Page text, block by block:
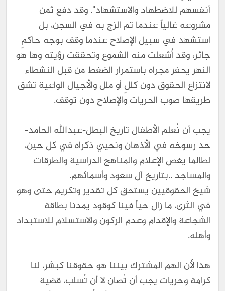
أنفسهم للاضطهاد والاستشهاد". وقد دفع ثمن
مشروعه غالياً عندما تم الزج به في السجن، بل
استشهد في سبيل الإصلاح عندما وقف بوجه حاكمٍ
جائر، وقد أُشعلت منه الشموع وتحققت رؤيته وها هو
النهر يحفر مجراه باستمرار الضغط من قبل النشطاء
لانتزاع الحقوق دون كللٍ أو ملل والأجيال الواعية تشق
طريقها صوب الحريات والإصلاح دون توقف.
يجب أن نُعلم الأطفال تاريخ البطل-عبدالله الحامد-
حد رسوخه في الأذهان ونحيي ذكراه في كل حين،
لطالما يغص الإعلام والمناهج الدراسية والطرقات
والمساجد ..بتاريخ آل سعود وأسمائهم.
شيخ الحقوقيين يستحق كل تقدير وتكريم حتى وهو
في الثرى، ما زال حياً فينا كوقود يمدنا بطاقة
الشجاعة والإقدام وعدم الركون والاستسلام للاستبداد
وأهله.
هذا لأن الهم المشترك بيننا هو حقوقنا كبشر، لنا
كرامة وحريات يجب أن تُصان لا أن تُسلب، قضية